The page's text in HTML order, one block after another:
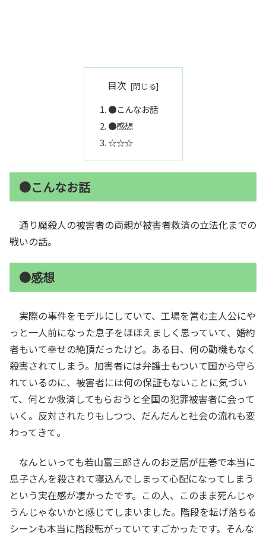
目次
●こんなお話
●感想
☆☆☆
●こんなお話
通り魔殺人の被害者の両親が被害者救済の立法化までの
戦いの話。
●感想
実際の事件をモデルにしていて、工場を営む主人公にや
っと一人前になった息子をほほえましく思っていて、婚約
者もいて幸せの絶頂だったけど。ある日、何の動機もなく
殺害されてしまう。加害者には弁護士もついて国から守ら
れているのに、被害者には何の保証もないことに気づい
て、何とか救済してもらおうと全国の犯罪被害者に会って
いく。反対されたりもしつつ、だんだんと社会の流れも変
わってきて。
なんといっても若山富三郎さんのお芝居が圧巻で本当に
息子さんを殺されて寝込んでしまって心配になってしまう
という実在感が凄かったです。この人、このまま死んじゃ
うんじゃないかと感じてしまいました。階段を転げ落ちる
シーンも本当に階段転がっていてすごかったです。そんな